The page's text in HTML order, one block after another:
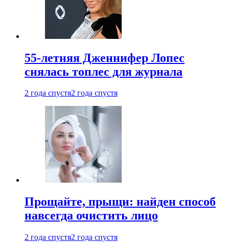
55-летняя Дженнифер Лопес
снялась топлес для журнала
2 года спустя2 года спустя
Прощайте, прыщи: найден способ
навсегда очистить лицо
2 года спустя2 года спустя